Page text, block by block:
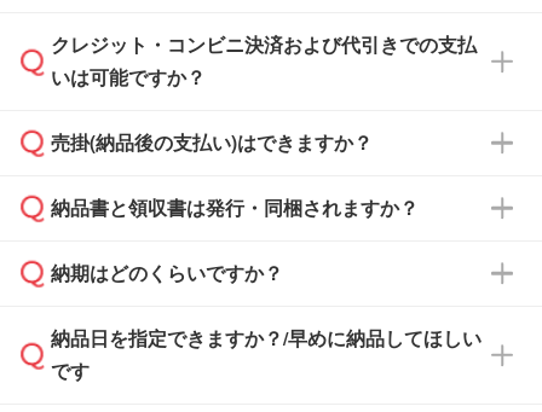
通常、翌営業日までにお送りしております。混
雑状況によっては、お時間をいただくこともご
依頼いただいた場合は、翌営業日以降のご連絡
クレジット・コンビニ決済および代引きでの支払
いは可能ですか？
銀行振込のみのご対応となります。
売掛(納品後の支払い)はできますか？
基本的には先入金をお願いしておりますが、自
どの場合は、月末締め翌月末払いに対応可能で
また、卒業・卒園記念品で対策委員会や個人様
納品書と領収書は発行・同梱されますか？
納品書・領収書は ご依頼をいただいた場合の
ず、通常はPDFデータをメール添付でお送りし
ます。
納期はどのくらいですか？
・印刷する場合(500個程度)
ご入金、イメージ画像の校了から約2週間～2
納品日を指定できますか？/早めに納品してほしい
です